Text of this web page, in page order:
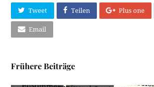
Tweet Teilen Plus one
Email
Frühere Beiträge